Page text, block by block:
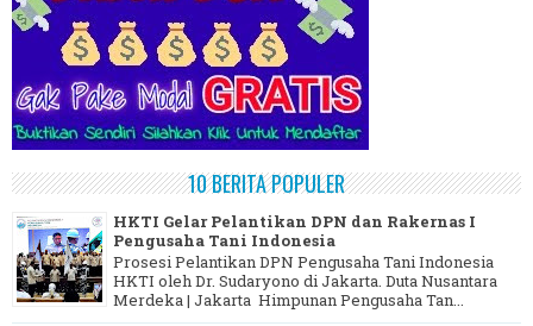
10 BERITA POPULER
HKTI Gelar Pelantikan DPN dan Rakernas I
Pengusaha Tani Indonesia
Prosesi Pelantikan DPN Pengusaha Tani Indonesia
HKTI oleh Dr. Sudaryono di Jakarta. Duta Nusantara
Merdeka | Jakarta Himpunan Pengusaha Tan...